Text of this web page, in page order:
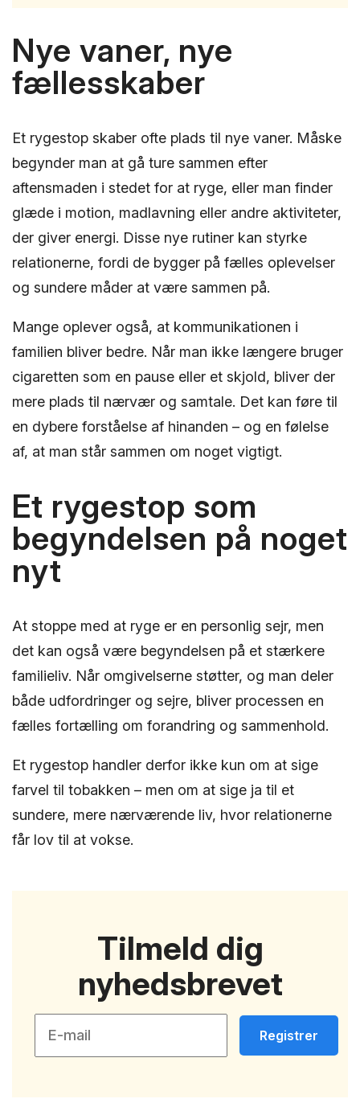
Nye vaner, nye
fællesskaber
Et rygestop skaber ofte plads til nye vaner. Måske
begynder man at gå ture sammen efter
aftensmaden i stedet for at ryge, eller man finder
glæde i motion, madlavning eller andre aktiviteter,
der giver energi. Disse nye rutiner kan styrke
relationerne, fordi de bygger på fælles oplevelser
og sundere måder at være sammen på.
Mange oplever også, at kommunikationen i
familien bliver bedre. Når man ikke længere bruger
cigaretten som en pause eller et skjold, bliver der
mere plads til nærvær og samtale. Det kan føre til
en dybere forståelse af hinanden – og en følelse
af, at man står sammen om noget vigtigt.
Et rygestop som
begyndelsen på noget
nyt
At stoppe med at ryge er en personlig sejr, men
det kan også være begyndelsen på et stærkere
familieliv. Når omgivelserne støtter, og man deler
både udfordringer og sejre, bliver processen en
fælles fortælling om forandring og sammenhold.
Et rygestop handler derfor ikke kun om at sige
farvel til tobakken – men om at sige ja til et
sundere, mere nærværende liv, hvor relationerne
får lov til at vokse.
Tilmeld dig
nyhedsbrevet
Registrer